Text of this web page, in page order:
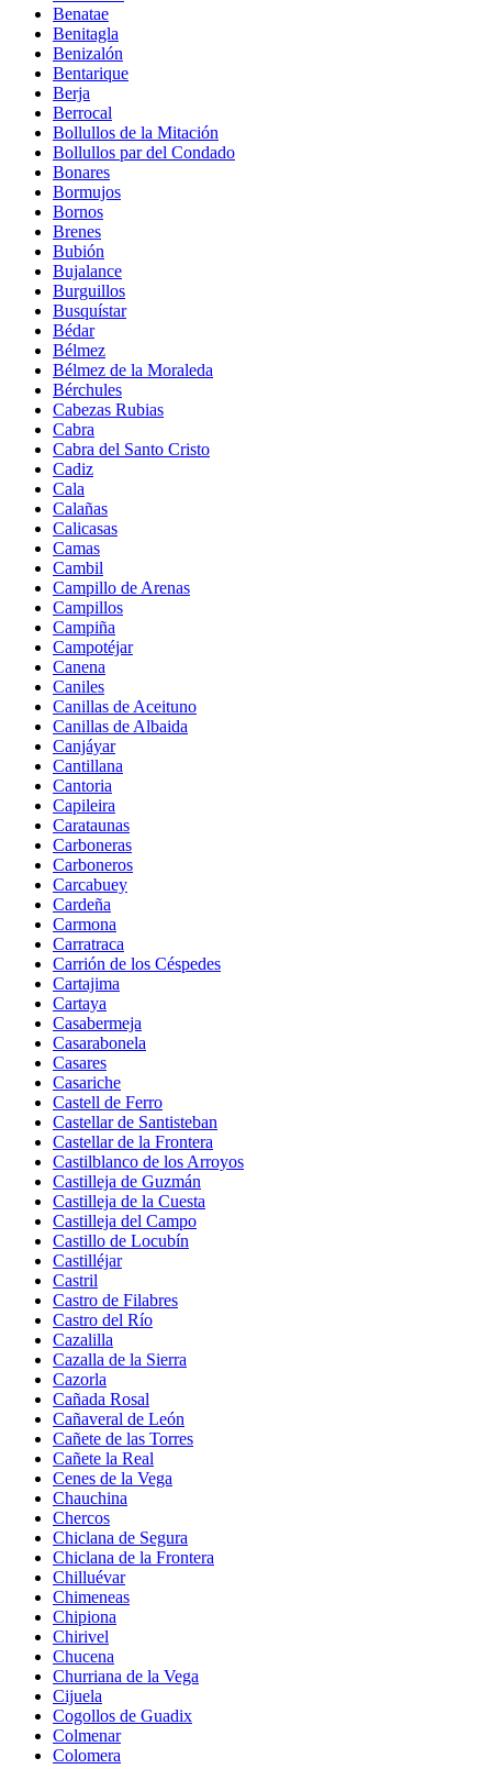
Benatae
Benitagla
Benizalón
Bentarique
Berja
Berrocal
Bollullos de la Mitación
Bollullos par del Condado
Bonares
Bormujos
Bornos
Brenes
Bubión
Bujalance
Burguillos
Busquístar
Bédar
Bélmez
Bélmez de la Moraleda
Bérchules
Cabezas Rubias
Cabra
Cabra del Santo Cristo
Cadiz
Cala
Calañas
Calicasas
Camas
Cambil
Campillo de Arenas
Campillos
Campiña
Campotéjar
Canena
Caniles
Canillas de Aceituno
Canillas de Albaida
Canjáyar
Cantillana
Cantoria
Capileira
Carataunas
Carboneras
Carboneros
Carcabuey
Cardeña
Carmona
Carratraca
Carrión de los Céspedes
Cartajima
Cartaya
Casabermeja
Casarabonela
Casares
Casariche
Castell de Ferro
Castellar de Santisteban
Castellar de la Frontera
Castilblanco de los Arroyos
Castilleja de Guzmán
Castilleja de la Cuesta
Castilleja del Campo
Castillo de Locubín
Castilléjar
Castril
Castro de Filabres
Castro del Río
Cazalilla
Cazalla de la Sierra
Cazorla
Cañada Rosal
Cañaveral de León
Cañete de las Torres
Cañete la Real
Cenes de la Vega
Chauchina
Chercos
Chiclana de Segura
Chiclana de la Frontera
Chilluévar
Chimeneas
Chipiona
Chirivel
Chucena
Churriana de la Vega
Cijuela
Cogollos de Guadix
Colmenar
Colomera